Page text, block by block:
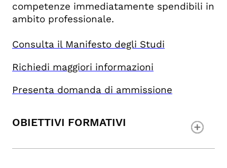
competenze immediatamente spendibili in
ambito professionale.
Consulta il Manifesto degli Studi
Richiedi maggiori informazioni
Presenta domanda di ammissione
OBIETTIVI FORMATIVI